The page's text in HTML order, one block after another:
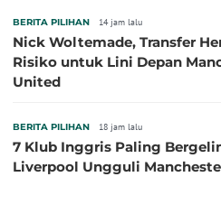
BERITA PILIHAN 14 jam lalu
Nick Woltemade, Transfer
Risiko untuk Lini Depan
United
BERITA PILIHAN 18 jam lalu
7 Klub Inggris Paling
Liverpool Ungguli